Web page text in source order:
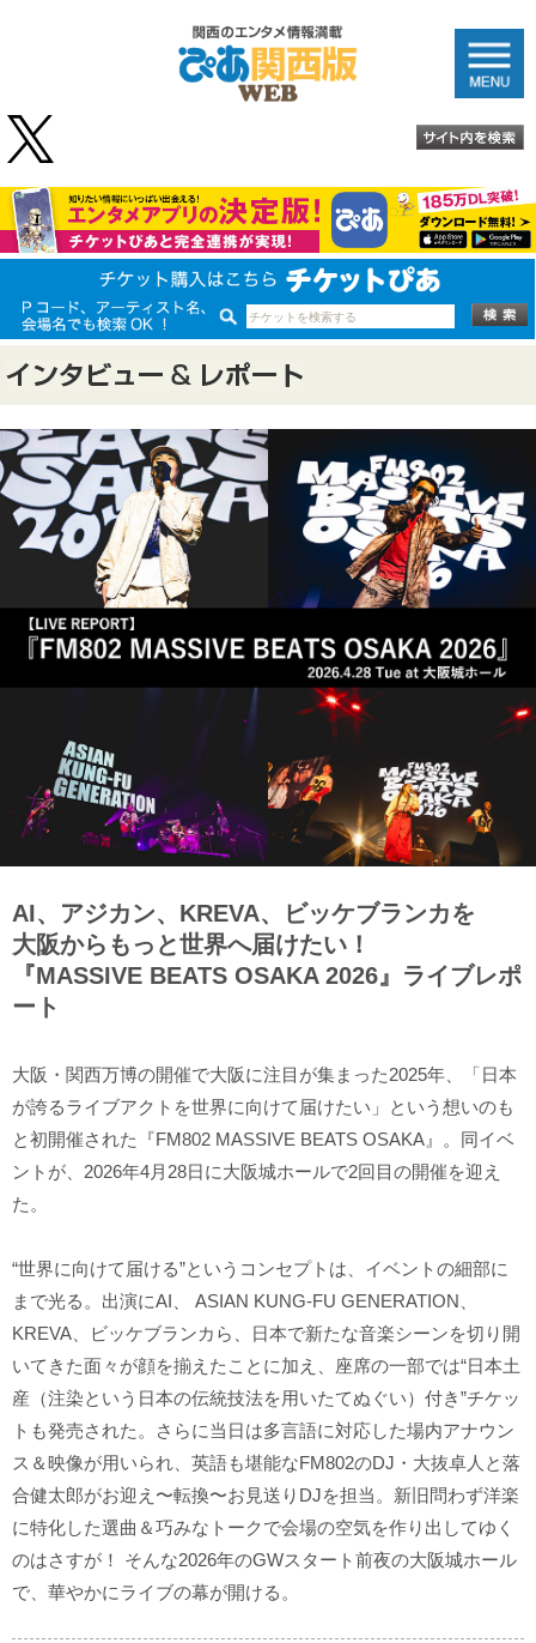
AI、アジカン、KREVA、ビッケブランカを
大阪からもっと世界へ届けたい！
『MASSIVE BEATS OSAKA 2026』ライブレポ
ート
大阪・関西万博の開催で大阪に注目が集まった2025年、「日本
が誇るライブアクトを世界に向けて届けたい」という想いのも
と初開催された『FM802 MASSIVE BEATS OSAKA』。同イベ
ントが、2026年4月28日に大阪城ホールで2回目の開催を迎え
た。
“世界に向けて届ける”というコンセプトは、イベントの細部に
まで光る。出演にAI、 ASIAN KUNG-FU GENERATION、
KREVA、ビッケブランカら、日本で新たな音楽シーンを切り開
いてきた面々が顔を揃えたことに加え、座席の一部では“日本土
産（注染という日本の伝統技法を用いたてぬぐい）付き”チケッ
トも発売された。さらに当日は多言語に対応した場内アナウン
ス＆映像が用いられ、英語も堪能なFM802のDJ・大抜卓人と落
合健太郎がお迎え〜転換〜お見送りDJを担当。新旧問わず洋楽
に特化した選曲＆巧みなトークで会場の空気を作り出してゆく
のはさすが！ そんな2026年のGWスタート前夜の大阪城ホール
で、華やかにライブの幕が開ける。